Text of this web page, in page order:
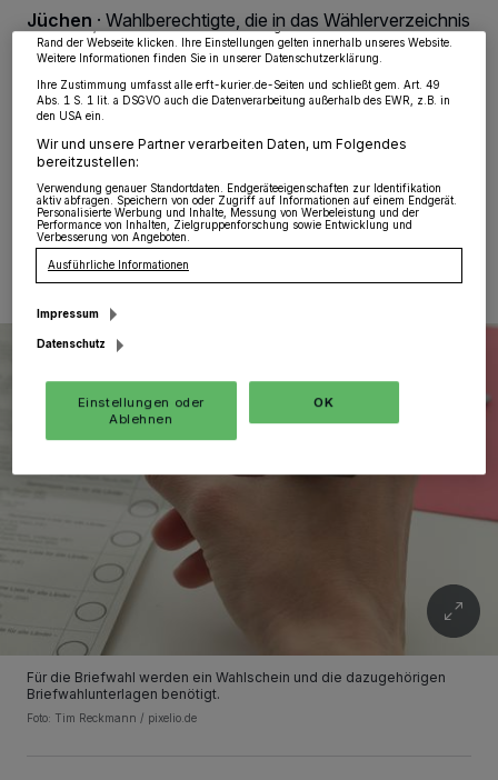
Jüchen · Wahlberechtigte, die in das Wählerverzeichnis
eingetragen sind und am Wahltag nicht im Wahllokal
wählen können oder möchten, haben ab sofort die
Möglichkeit, durch Briefwahl an der Landtagswahl
teilzunehmen. Für die Briefwahl werden ein Wahlschein
13.04.2022 , 15:11 Uhr Eine Minute Lesezeit
Für die Briefwahl werden ein Wahlschein und die dazugehörigen
Briefwahlunterlagen benötigt.
Foto: Tim Reckmann / pixelio.de
wieder aufrufen, um Ihre Einstellungen zu ändern oder Ihre Einwilligung zu
widerrufen, indem Sie auf den Link Einstellungen oder Ablehnen am unteren
Rand der Webseite klicken. Ihre Einstellungen gelten innerhalb unseres Website.
Weitere Informationen finden Sie in unserer Datenschutzerklärung.
Ihre Zustimmung umfasst alle erft-kurier.de-Seiten und schließt gem. Art. 49
Abs. 1 S. 1 lit. a DSGVO auch die Datenverarbeitung außerhalb des EWR, z.B. in
den USA ein.
Wir und unsere Partner verarbeiten Daten, um Folgendes
bereitzustellen:
Verwendung genauer Standortdaten. Endgeräteeigenschaften zur Identifikation
aktiv abfragen. Speichern von oder Zugriff auf Informationen auf einem Endgerät.
Personalisierte Werbung und Inhalte, Messung von Werbeleistung und der
Performance von Inhalten, Zielgruppenforschung sowie Entwicklung und
Verbesserung von Angeboten.
Ausführliche Informationen
Impressum
Datenschutz
Einstellungen oder
Ablehnen
OK